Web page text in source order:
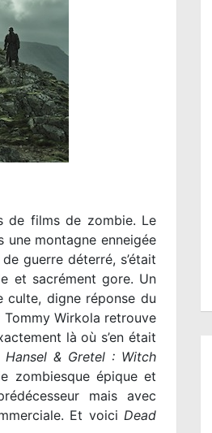
de films de zombie. Le
montagne enneigée
guerre déterré, s’était
et sacrément gore. Un
digne réponse du
Wirkola retrouve
là où s’en était
Hansel & Gretel : Witch
zombiesque épique et
mais avec
Et voici Dead